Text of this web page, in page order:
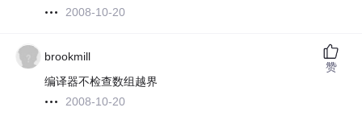
2008-10-20
brookmill
编译器不检查数组越界
2008-10-20
赞